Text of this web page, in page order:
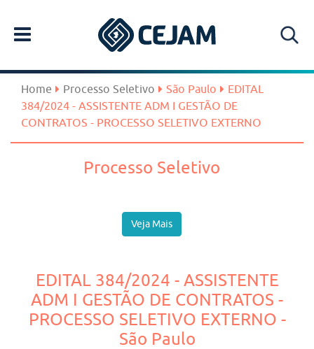
Home Processo Seletivo São Paulo
EDITAL
384/2024 - ASSISTENTE ADM I GESTÃO DE
CONTRATOS - PROCESSO SELETIVO EXTERNO
Processo Seletivo
Veja Mais
EDITAL 384/2024 - ASSISTENTE
ADM I GESTÃO DE CONTRATOS -
PROCESSO SELETIVO EXTERNO -
São Paulo